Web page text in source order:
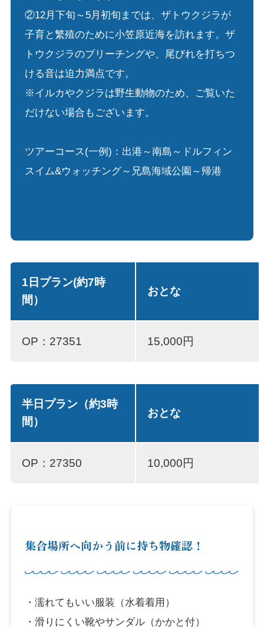
②12月下旬～5月初旬までは、ザトウクジラが
子育と繁殖のために小笠原近海を訪れます。ザ
トウクジラのブリーチングや、尾びれを打ちつ
ける音は迫力満点です。
※イルカやクジラは野生動物のため、ご覧いた
だけない場合もございます。
ツアーコース(一例)：出港～南島～ドルフィン
スイム&ウォッチング～兄島海域公園～帰港
1日プラン(約7時
間）
おとな
OP：27351 15,000円
半日プラン（約3時
間）
おとな
OP：27350 10,000円
集合場所へ向かう前に持ち物確認！
・濡れてもいい服装（水着着用）
・滑りにくい靴やサンダル（かかと付）